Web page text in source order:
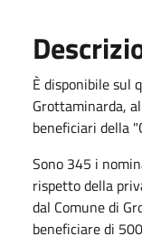
È disponibile sul
Grottaminarda,
beneficiari della
Sono 345 i
rispetto della
dal Comune di
beneficiare di